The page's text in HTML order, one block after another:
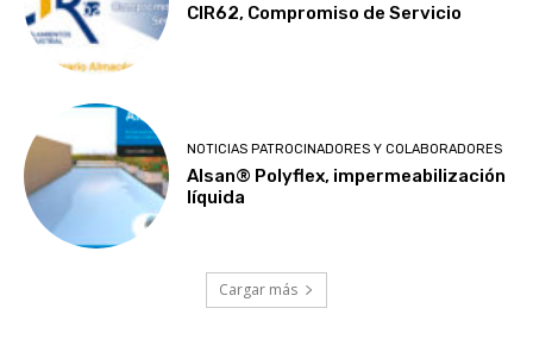
CIR62, Compromiso de Servicio
NOTICIAS PATROCINADORES Y COLABORADORES
Alsan® Polyflex, impermeabilización
líquida
Cargar más